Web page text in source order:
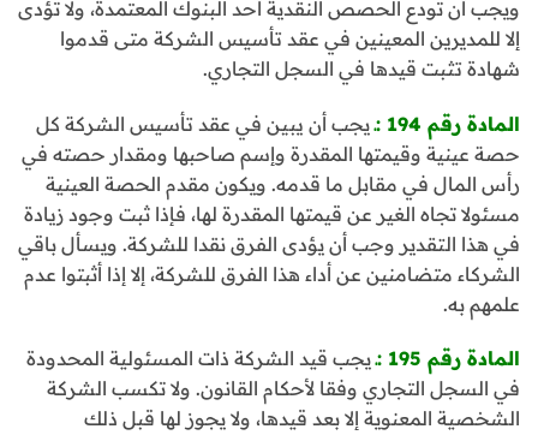
ويجب أن تودع الحصص النقدية أحد البنوك المعتمدة، ولا تؤدى
إلا للمديرين المعينين في عقد تأسيس الشركة متى قدموا
شهادة تثبت قيدها في السجل التجاري.
المادة رقم 194 :ـ
يجب أن يبين في عقد تأسيس الشركة كل
حصة عينية وقيمتها المقدرة وإسم صاحبها ومقدار حصته في
رأس المال في مقابل ما قدمه. ويكون مقدم الحصة العينية
مسئولا تجاه الغير عن قيمتها المقدرة لها، فإذا ثبت وجود زيادة
في هذا التقدير وجب أن يؤدى الفرق نقدا للشركة. ويسأل باقي
الشركاء متضامنين عن أداء هذا الفرق للشركة، إلا إذا أثبتوا عدم
علمهم به.
المادة رقم 195 :ـ
يجب قيد الشركة ذات المسئولية المحدودة
في السجل التجاري وفقا لأحكام القانون. ولا تكسب الشركة
الشخصية المعنوية إلا بعد قيدها، ولا يجوز لها قبل ذلك